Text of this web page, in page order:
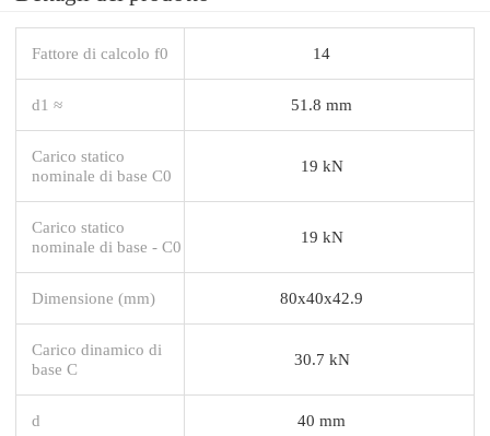
Fattore di calcolo f0 14
d1 ≈ 51.8 mm
Carico statico
nominale di base C0
19 kN
Carico statico
nominale di base - C0
19 kN
Dimensione (mm) 80x40x42.9
Carico dinamico di
base C
30.7 kN
d 40 mm